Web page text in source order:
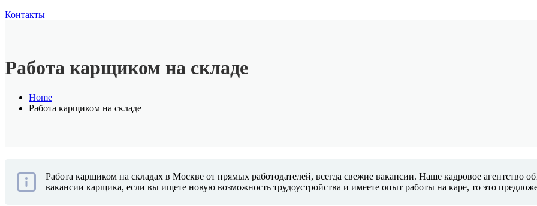
Контакты
Работа карщиком на складе
Home
Работа карщиком на складе
Работа карщиком на складах в Москве от прямых работодателей, всегда свежие вакансии. Наше кадровое агентство
вакансии карщика, если вы ищете новую возможность трудоустройства и имеете опыт работы на каре, то это